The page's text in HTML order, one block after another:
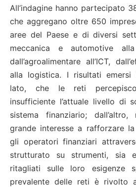
All’indagine hanno partecipato
che aggregano oltre 650
aree del Paese e di diversi
meccanica e automotive
dall’agroalimentare all’ICT,
alla logistica. I risultati emersi
lato, che le reti
insufficiente l’attuale livello di
sistema finanziario;
grande interesse a rafforzare
gli operatori finanziari
strutturato su strumenti, sia
ritagliati sulle loro esigenze
prevalente delle reti è rivolto